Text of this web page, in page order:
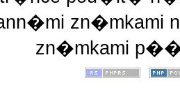
zn�mkami
zn�mkami